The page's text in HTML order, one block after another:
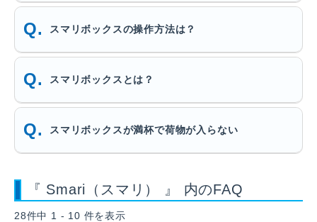
スマリボックスの操作方法は？
スマリボックスとは？
スマリボックスが満杯で荷物が入らない
『 Smari（スマリ） 』 内のFAQ
28件中 1 - 10 件を表示